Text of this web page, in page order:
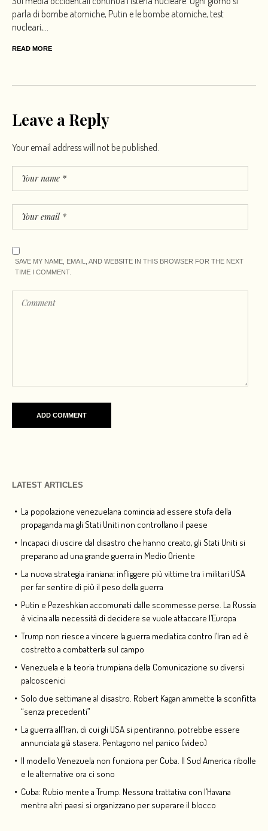
parla di bombe atomiche, Putin e le bombe atomiche, test
nucleari,...
READ MORE
Leave a Reply
Your email address will not be published.
SAVE MY NAME, EMAIL, AND WEBSITE IN THIS BROWSER FOR THE NEXT
TIME I COMMENT.
LATEST ARTICLES
La popolazione venezuelana comincia ad essere stufa della
propaganda ma gli Stati Uniti non controllano il paese
Incapaci di uscire dal disastro che hanno creato, gli Stati Uniti si
preparano ad una grande guerra in Medio Oriente
La nuova strategia iraniana: infliggere più vittime tra i militari USA
per far sentire di più il peso della guerra
Putin e Pezeshkian accomunati dalle scommesse perse. La Russia
è vicina alla necessità di decidere se vuole attaccare l’Europa
Trump non riesce a vincere la guerra mediatica contro l’Iran ed è
costretto a combatterla sul campo
Venezuela e la teoria trumpiana della Comunicazione su diversi
palcoscenici
Solo due settimane al disastro. Robert Kagan ammette la sconfitta
“senza precedenti”
La guerra all’Iran, di cui gli USA si pentiranno, potrebbe essere
annunciata già stasera. Pentagono nel panico (video)
Il modello Venezuela non funziona per Cuba. Il Sud America ribolle
e le alternative ora ci sono
Cuba: Rubio mente a Trump. Nessuna trattativa con l’Havana
mentre altri paesi si organizzano per superare il blocco